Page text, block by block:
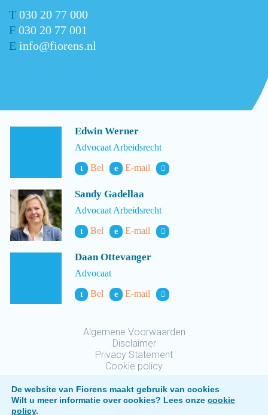
T 030 20 77 000
F 030 20 77 001
E info@fiorens.nl
Edwin Werner
Advocaat Arbeidsrecht
t Bel e E-mail
Sandy Gadellaa
Advocaat Arbeidsrecht
t Bel e E-mail
Daan Ottevanger
Advocaat
t Bel e E-mail
Algemene Voorwaarden
Disclaimer
Privacy Statement
Cookie policy
De website van Fiorens maakt gebruik van cookies
Wilt u meer informatie over cookies? Lees onze cookie
policy.